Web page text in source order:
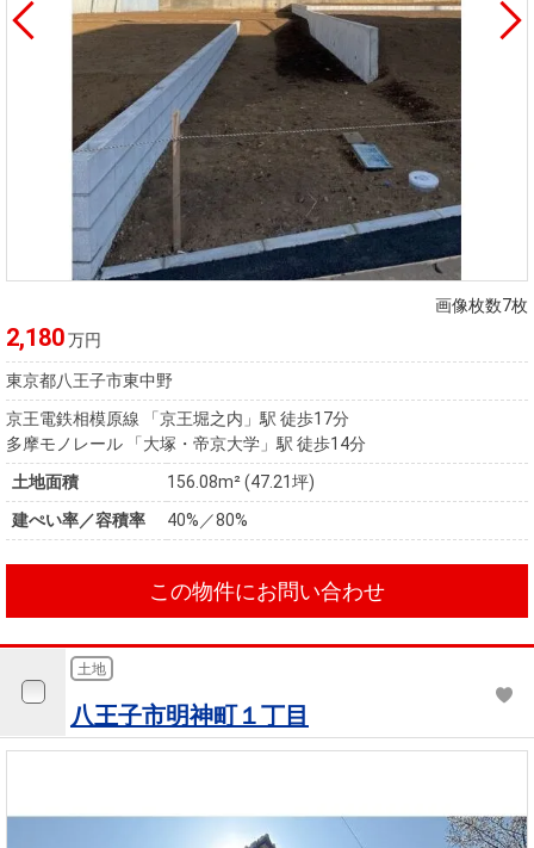
画像枚数7枚
2,180万円
東京都八王子市東中野
京王電鉄相模原線 「京王堀之内」駅 徒歩17分
多摩モノレール 「大塚・帝京大学」駅 徒歩14分
土地面積
156.08m² (47.21坪)
建ぺい率／容積率
40%／80%
この物件にお問い合わせ
土地
八王子市明神町１丁目